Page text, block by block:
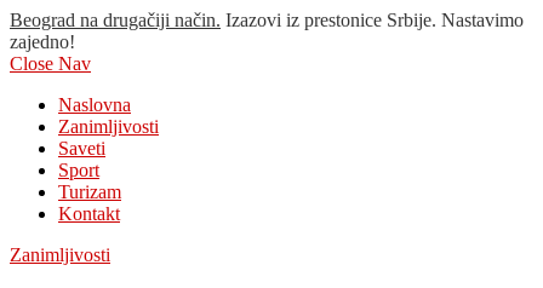
Beograd na drugačiji način. Izazovi iz prestonice Srbije. Nastavimo
zajedno!
Close Nav
Naslovna
Zanimljivosti
Saveti
Sport
Turizam
Kontakt
Zanimljivosti